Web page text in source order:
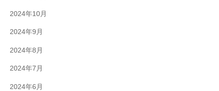
2024年10月
2024年9月
2024年8月
2024年7月
2024年6月